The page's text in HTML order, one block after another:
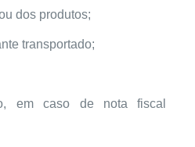
dos produtos;
transportado;
em caso de nota fiscal